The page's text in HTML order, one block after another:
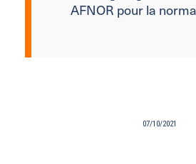
AFNOR pour la
07/10/2021